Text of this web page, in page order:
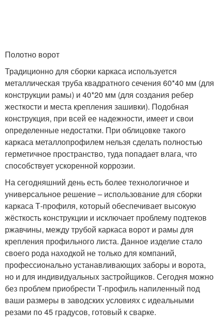
Полотно ворот
Традиционно для сборки каркаса используется
металлическая труба квадратного сечения 60*40 мм (для
конструкции рамы) и 40*20 мм (для создания ребер
жесткости и места крепления зашивки). Подобная
конструкция, при всей ее надежности, имеет и свои
определенные недостатки. При облицовке такого
каркаса металлопрофилем нельзя сделать полностью
герметичное пространство, туда попадает влага, что
способствует ускоренной коррозии.
На сегодняшний день есть более технологичное и
универсальное решение – использование для сборки
каркаса Т-профиля, который обеспечивает высокую
жёсткость конструкции и исключает проблему подтеков
ржавчины, между трубой каркаса ворот и рамы для
крепления профильного листа. Данное изделие стало
своего рода находкой не только для компаний,
профессионально устанавливающих заборы и ворота,
но и для индивидуальных застройщиков. Сегодня можно
без проблем приобрести Т-профиль напиленный под
ваши размеры в заводских условиях с идеальными
резами по 45 градусов, готовый к сварке.